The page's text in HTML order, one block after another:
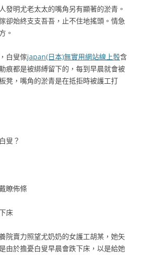
發明尤老太太的嘴角另有顯著的淤青。
卻始終支支吾吾，止不住地搖頭。情急
。
白叟傢japan(日本)無實用網站線上彀含
痕都是被綁縛留下的，每到早晨就會被
凳，嘴角的淤青是在抵拒時被護工打
叟？
瞭佈條
床
院賣力照望尤奶奶的女護工胡某，她矢
由於擔憂白叟早晨會跌下床，以是給她